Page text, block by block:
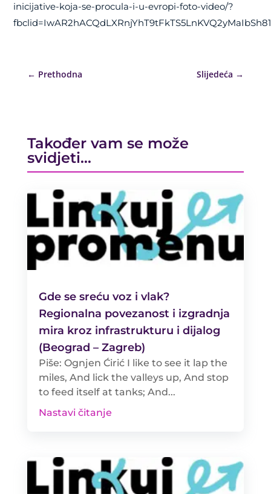
inicijative-koja-se-procula-i-u-evropi-foto-video/?
← Prethodna Slijedeća →
Također vam se može
svidjeti…
Gde se sreću voz i vlak?
Regionalna povezanost i izgradnja
mira kroz infrastrukturu i dijalog
(Beograd – Zagreb)
Piše: Ognjen Ćirić I like to see it lap the
miles, And lick the valleys up, And stop
to feed itself at tanks; And...
Nastavi čitanje